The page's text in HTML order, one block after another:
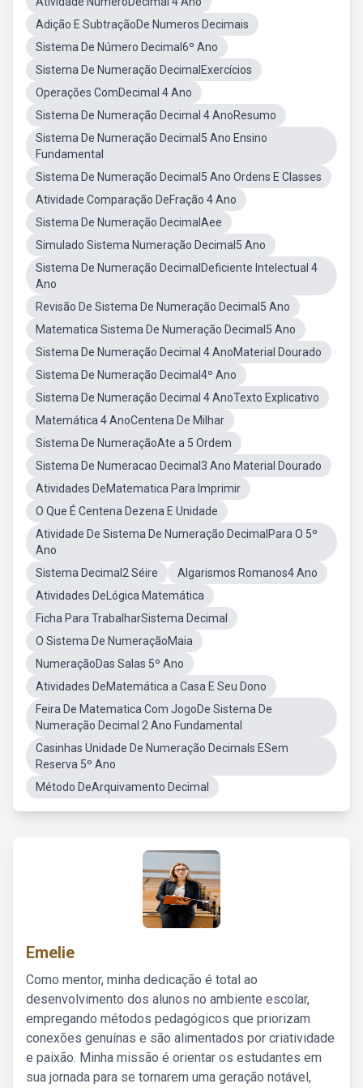
Adição E SubtraçãoDe Numeros Decimais
Sistema De Número Decimal6º Ano
Sistema De Numeração DecimalExercícios
Operações ComDecimal 4 Ano
Sistema De Numeração Decimal 4 AnoResumo
Sistema De Numeração Decimal5 Ano Ensino
Fundamental
Sistema De Numeração Decimal5 Ano Ordens E Classes
Atividade Comparação DeFração 4 Ano
Sistema De Numeração DecimalAee
Simulado Sistema Numeração Decimal5 Ano
Sistema De Numeração DecimalDeficiente Intelectual 4
Ano
Revisão De Sistema De Numeração Decimal5 Ano
Matematica Sistema De Numeração Decimal5 Ano
Sistema De Numeração Decimal 4 AnoMaterial Dourado
Sistema De Numeração Decimal4º Ano
Sistema De Numeração Decimal 4 AnoTexto Explicativo
Matemática 4 AnoCentena De Milhar
Sistema De NumeraçãoAte a 5 Ordem
Sistema De Numeracao Decimal3 Ano Material Dourado
Atividades DeMatematica Para Imprimir
O Que É Centena Dezena E Unidade
Atividade De Sistema De Numeração DecimalPara O 5º
Ano
Sistema Decimal2 Séire
Algarismos Romanos4 Ano
Atividades DeLógica Matemática
Ficha Para TrabalharSistema Decimal
O Sistema De NumeraçãoMaia
NumeraçãoDas Salas 5º Ano
Atividades DeMatemática a Casa E Seu Dono
Feira De Matematica Com JogoDe Sistema De
Numeração Decimal 2 Ano Fundamental
Casinhas Unidade De Numeração Decimals ESem
Reserva 5º Ano
Método DeArquivamento Decimal
Emelie
Como mentor, minha dedicação é total ao
desenvolvimento dos alunos no ambiente escolar,
empregando métodos pedagógicos que priorizam
conexões genuínas e são alimentados por criatividade
e paixão. Minha missão é orientar os estudantes em
sua jornada para se tornarem uma geração notável,